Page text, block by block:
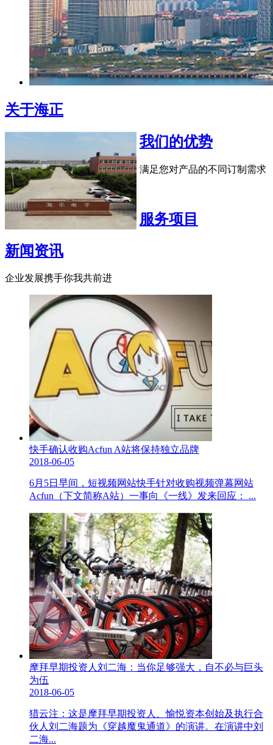
关于海正
我们的优势
满足您对产品的不同订制需求
服务项目
新闻资讯
企业发展携手你我共前进
快手确认收购Acfun A站将保持独立品牌
2018-06-05
6月5日早间，短视频网站快手针对收购视频弹幕网站
Acfun（下文简称A站）一事向《一线》发来回应： ...
摩拜早期投资人刘二海：当你足够强大，自不必与巨头
为伍
2018-06-05
猎云注：这是摩拜早期投资人、愉悦资本创始及执行合
伙人刘二海题为《穿越魔鬼通道》的演讲。在演讲中刘
二海...